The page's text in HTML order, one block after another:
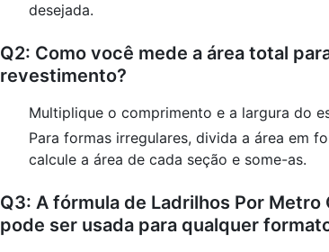
desejada.
Q2: Como você mede a área total
revestimento?
Multiplique o comprimento e a largura do
Para formas irregulares, divida a área em
calcule a área de cada seção e some-as.
Q3: A fórmula de Ladrilhos Por Metro
pode ser usada para qualquer